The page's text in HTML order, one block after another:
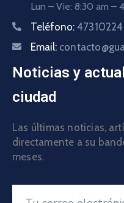
Lun – Vie: 8:30 am –
Teléfono:
Email:
Noticias y
ciudad
Las últimas noticias,
directamente a su
meses.